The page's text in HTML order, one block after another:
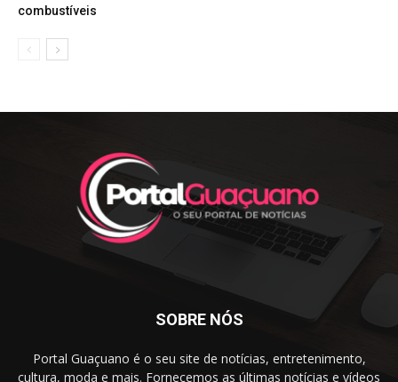
combustíveis
SOBRE NÓS
Portal Guaçuano é o seu site de notícias, entretenimento,
cultura, moda e mais. Fornecemos as últimas notícias e vídeos